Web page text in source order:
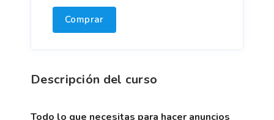
Descripción del curso
todo lo que necesitas para hacer anuncios
Comprar